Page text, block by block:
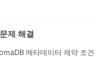
제 해결
메타데이터 제약 조건